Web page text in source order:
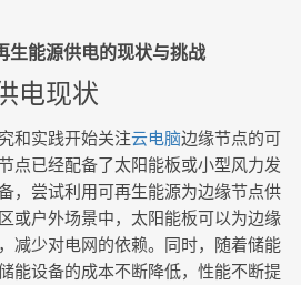
生能源供电的现状与挑战
电现状
和实践开始关注云电脑边缘节点的可
点已经配备了太阳能板或小型风力发
，尝试利用可再生能源为边缘节点供
或户外场景中，太阳能板可以为边缘
减少对电网的依赖。同时，随着储能
能设备的成本不断降低，性能不断提